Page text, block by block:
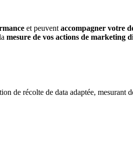
et peuvent accompagner votre
mesure de vos actions de marketing
de récolte de data adaptée, mesurant